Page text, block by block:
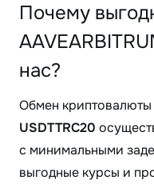
Почему
нас?
Обмен криптовалюты
USDTTRC20
с минимальными
выгодные курсы и